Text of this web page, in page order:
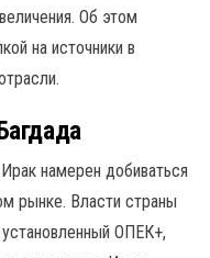
Об этом
на источники в
намерен добиваться
рынке. Власти страны
ОПЕК+,